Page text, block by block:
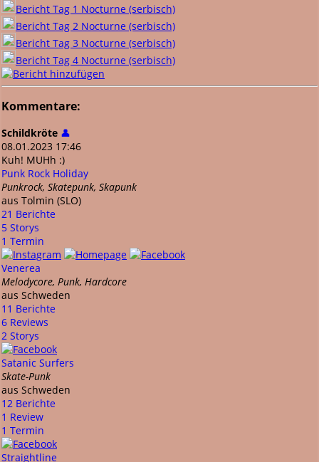
Bericht Tag 1 Nocturne (serbisch)
Bericht Tag 2 Nocturne (serbisch)
Bericht Tag 3 Nocturne (serbisch)
Bericht Tag 4 Nocturne (serbisch)
Kommentare:
Schildkröte 👤
08.01.2023 17:46
Kuh! MUHh :)
Punk Rock Holiday
Punkrock, Skatepunk, Skapunk
aus Tolmin (SLO)
21 Berichte
5 Storys
1 Termin
Venerea
Melodycore, Punk, Hardcore
aus Schweden
11 Berichte
6 Reviews
2 Storys
Satanic Surfers
Skate-Punk
aus Schweden
12 Berichte
1 Review
1 Termin
Straightline